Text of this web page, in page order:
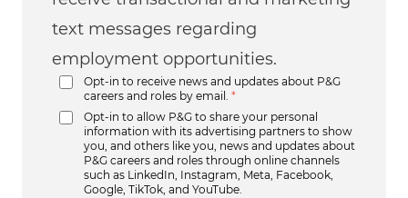
text messages regarding
employment opportunities.
Opt-in to receive news and updates about P&G
careers and roles by email.
*
Opt-in to allow P&G to share your personal
information with its advertising partners to show
you, and others like you, news and updates about
P&G careers and roles through online channels
such as LinkedIn, Instagram, Meta, Facebook,
Google, TikTok, and YouTube.